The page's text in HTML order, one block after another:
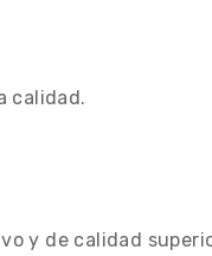
calidad.
y de calidad